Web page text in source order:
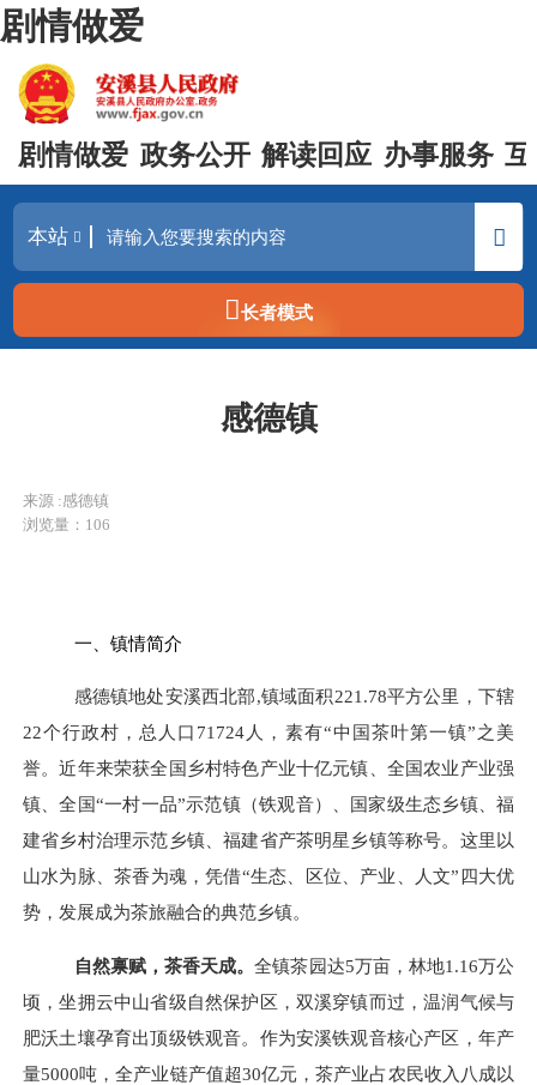
剧情做爱
剧情做爱 政务公开 解读回应 办事服务
长者模式
感德镇
来源 :感德镇
浏览量： 106
一、镇情简介
感德镇地处安溪西北部,镇域面积221.78平方公里，下辖
22个行政村，总人口71724人，素有“中国茶叶第一镇”之美
誉。近年来荣获全国乡村特色产业十亿元镇、全国农业产业强
镇、全国“一村一品”示范镇（铁观音）、国家级生态乡镇、福
建省乡村治理示范乡镇、福建省产茶明星乡镇等称号。这里以
山水为脉、茶香为魂，凭借“生态、区位、产业、人文”四大优
势，发展成为茶旅融合的典范乡镇。
自然禀赋，茶香天成。全镇茶园达5万亩，林地1.16万公
顷，坐拥云中山省级自然保护区，双溪穿镇而过，温润气候与
肥沃土壤孕育出顶级铁观音。作为安溪铁观音核心产区，年产
量5000吨，全产业链产值超30亿元，茶产业占农民收入八成以